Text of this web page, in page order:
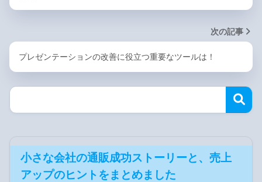
次の記事
プレゼンテーションの改善に役立つ重要なツールは！
小さな会社の通販成功ストーリーと、売上
アップのヒントをまとめました